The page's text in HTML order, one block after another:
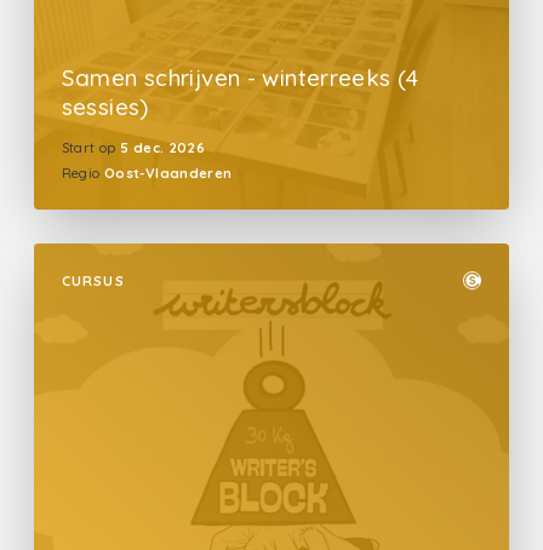
Samen schrijven - winterreeks (4
sessies)
Start op 5 dec. 2026
Regio Oost-Vlaanderen
CURSUS